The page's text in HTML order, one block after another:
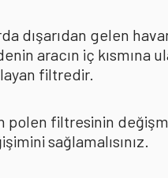
dışarıdan gelen
aracın iç
filtredir.
polen filtresinin
sağlamalısınız.